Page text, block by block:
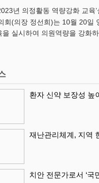
년 의정활동 역량강화 교육’
회(의장 정선희)는 10월 20일
을 실시하여 의원역량을 강화
환자 신약 보장성
재난관리체계, 지역
치안 전문가로서 ‘국